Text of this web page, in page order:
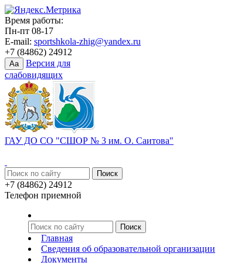
Время работы:
Пн-пт 08-17
E-mail: sportshkola-zhig@yandex.ru
+7 (84862) 24912
Aa
Версия для
слабовидящих
ГАУ ДО СО "СШОР № 3 им. О. Саитова"
+7 (84862) 24912
Телефон приемной
Главная
Сведения об образовательной организации
Документы